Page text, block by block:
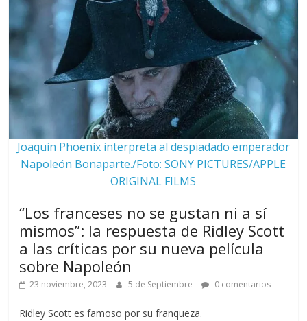
Joaquin Phoenix interpreta al despiadado emperador
Napoleón Bonaparte./Foto: SONY PICTURES/APPLE
ORIGINAL FILMS
“Los franceses no se gustan ni a sí
mismos”: la respuesta de Ridley Scott
a las críticas por su nueva película
sobre Napoleón
23 noviembre, 2023 5 de Septiembre 0 comentarios
Ridley Scott es famoso por su franqueza.